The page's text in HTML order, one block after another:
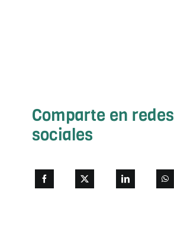
Comparte en redes
sociales